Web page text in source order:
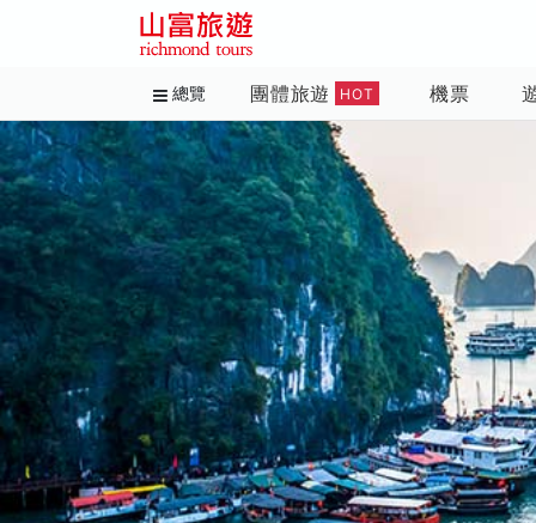
總覽 團體旅遊 HOT 機票